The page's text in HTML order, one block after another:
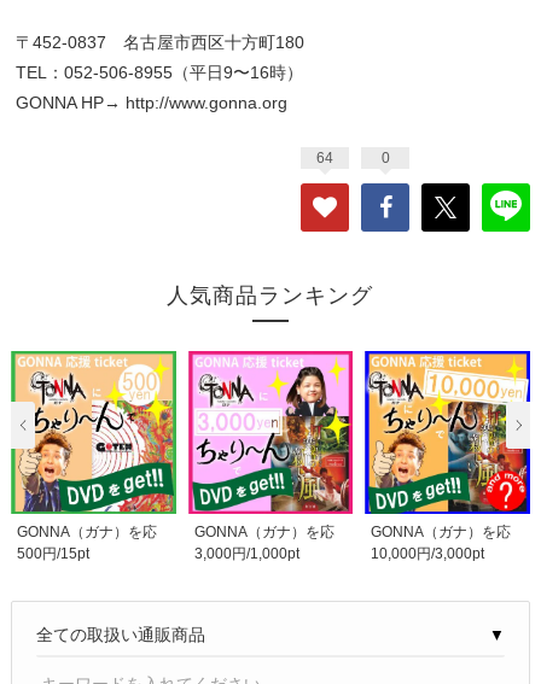
〒452-0837 名古屋市西区十方町180
TEL：052-506-8955（平日9〜16時）
GONNA HP→ http://www.gonna.org
64 0
人気商品ランキング
GONNA（ガナ）を応
援[GONNAにちゃり〜
500円/15pt
GONNA（ガナ）を応
援[GONNAにちゃり〜
3,000円/1,000pt
GONNA（ガナ）を応
援[GONNAにちゃり〜
10,000円/3,000pt
▼